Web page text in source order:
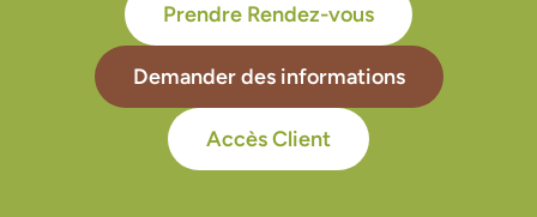
Prendre Rendez-vous
Demander des informations
Accès Client